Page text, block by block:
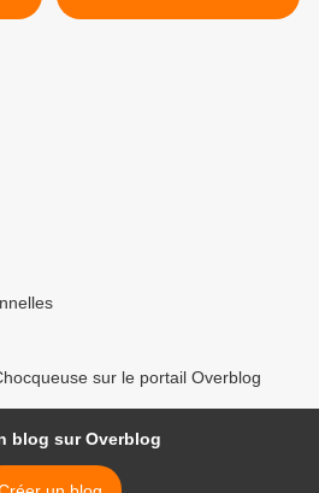
sur le portail Overblog
blog sur Overblog